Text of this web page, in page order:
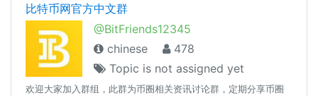
本谷管理員同意方可進行，否則一律刪除處理。管理團隊有最終
決定權！谷規 #rule 電動車資訊 @hkevi
比特币网官方中文群
@BitFriends12345
chinese
478
Topic is not assigned yet
欢迎大家加入群组，此群为币圈相关资讯讨论群，定期分享币圈